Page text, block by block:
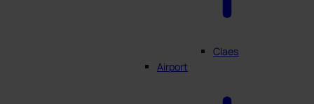
Claes
Airport